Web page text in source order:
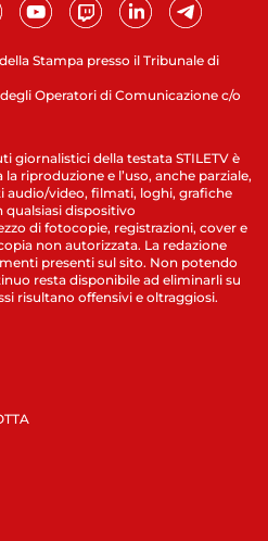
Stampa presso il Tribunale di
Operatori di Comunicazione c/o
giornalistici della testata STILETV è
riproduzione e l’uso, anche parziale,
audio/video, filmati, loghi, grafiche
qualsiasi dispositivo
di fotocopie, registrazioni, cover e
non autorizzata. La redazione
presenti sul sito. Non potendo
resta disponibile ad eliminarli su
risultano offensivi e oltraggiosi.